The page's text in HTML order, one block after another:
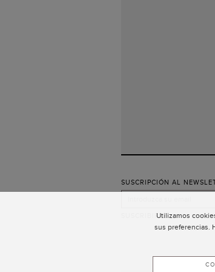
Utilizamos
sus preferencias.
SUSCRIPCIÓN AL
SUSCRIBIRSE